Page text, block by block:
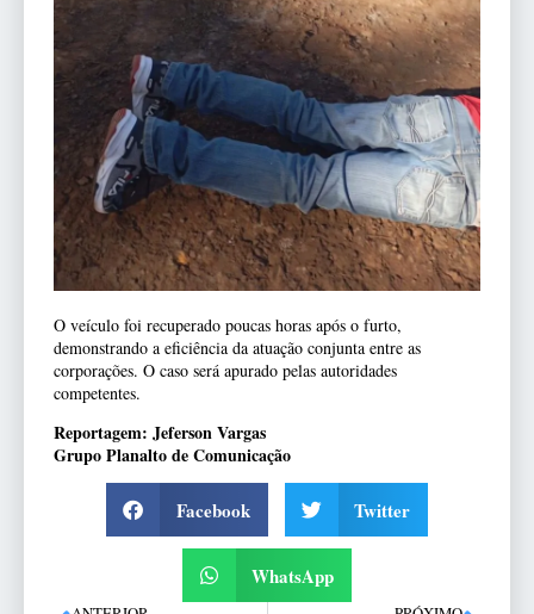
O veículo foi recuperado poucas horas após o furto,
demonstrando a eficiência da atuação conjunta entre as
corporações. O caso será apurado pelas autoridades
competentes.
Reportagem: Jeferson Vargas
Grupo Planalto de Comunicação
Facebook Twitter
WhatsApp